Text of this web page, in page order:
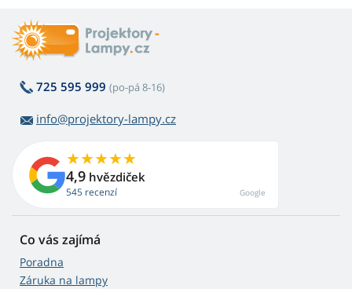
725 595 999 (po-pá 8-16)
info@projektory-lampy.cz
4,9 hvězdiček
545 recenzí Google
Co vás zajímá
Poradna
Záruka na lampy